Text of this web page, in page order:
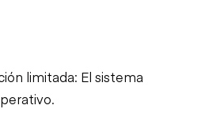
limitada: El sistema